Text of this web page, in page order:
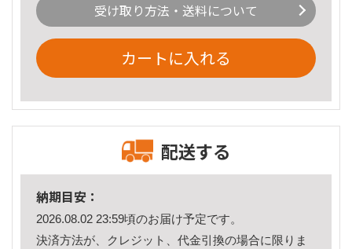
受け取り方法・送料について
カートに入れる
配送する
納期目安：
2026.08.02 23:59頃のお届け予定です。
決済方法が、クレジット、代金引換の場合に限りま